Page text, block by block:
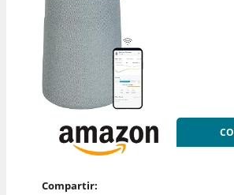
Compartir: